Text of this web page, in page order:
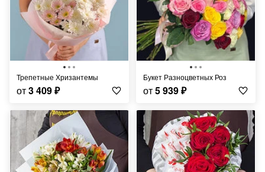
Трепетные Хризантемы
от3 409₽
Букет Разноцветных Роз
от5 939₽